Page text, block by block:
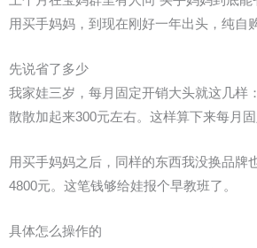
用买手妈妈，到现在刚好一年出头，纯自
先说省了多少
我家娃三岁，每月固定开销大头就这几样
散散加起来300元左右。这样算下来每月固
用买手妈妈之后，同样的东西我没换品牌
4800元。这笔钱够给娃报个早教班了。
具体怎么操作的